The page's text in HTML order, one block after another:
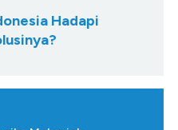
Hadapi